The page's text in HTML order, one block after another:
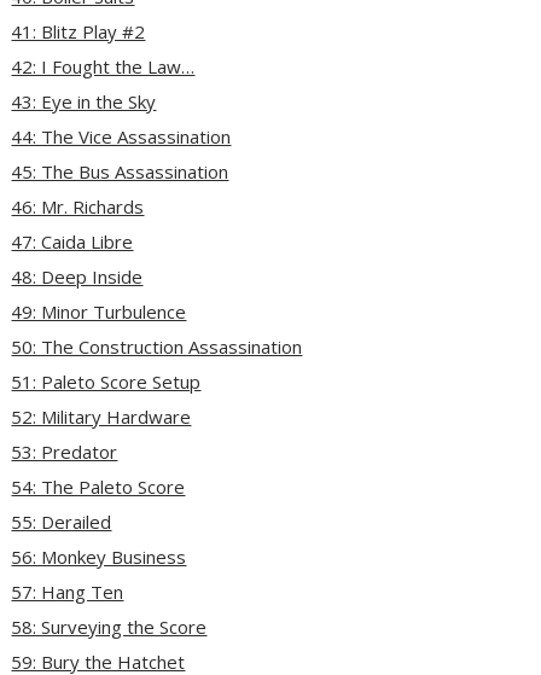
41: Blitz Play #2
42: I Fought the Law…
43: Eye in the Sky
44: The Vice Assassination
45: The Bus Assassination
46: Mr. Richards
47: Caida Libre
48: Deep Inside
49: Minor Turbulence
50: The Construction Assassination
51: Paleto Score Setup
52: Military Hardware
53: Predator
54: The Paleto Score
55: Derailed
56: Monkey Business
57: Hang Ten
58: Surveying the Score
59: Bury the Hatchet